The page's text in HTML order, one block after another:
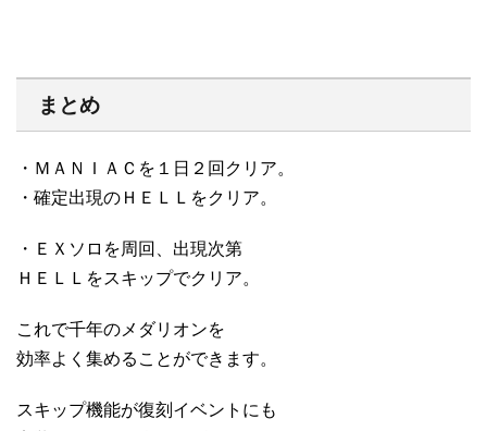
まとめ
・ＭＡＮＩＡＣを１日２回クリア。
・確定出現のＨＥＬＬをクリア。
・ＥＸソロを周回、出現次第
ＨＥＬＬをスキップでクリア。
これで千年のメダリオンを
効率よく集めることができます。
スキップ機能が復刻イベントにも